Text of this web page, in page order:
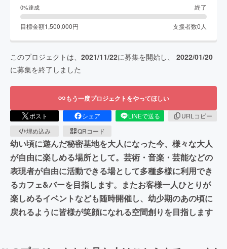
0%達成 終了
目標金額1,500,000円 支援者数0 人
このプロジェクトは、 2021/11/22に募集を開始し、 2022/01/20
に募集を終了しました
もう一度プロジェクトをやってほしい
ポスト シェア LINEで送る
URLコピー
埋め込み
QRコード
幼い頃に遊んだ秘密基地を大人になった今、様々な大人
が自由に楽しめる場所として。芸術・音楽・芸能などの
表現者が自由に活動できる場として多種多様に利用でき
るカフェ&バーを目指します。またお客様一人ひとりが
楽しめるイベントなども随時開催し、幼少期のあの頃に
戻れるように皆様が笑顔になれる空間創りを目指します